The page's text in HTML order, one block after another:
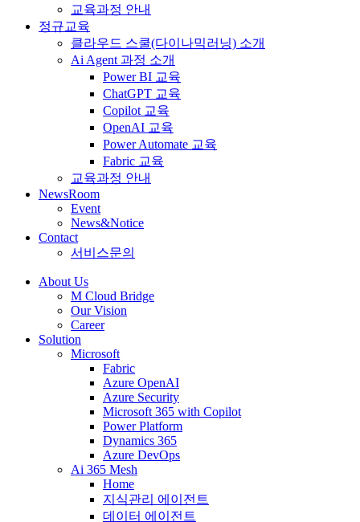
교육과정 안내
정규교육
클라우드 스쿨(다이나믹러닝) 소개
Ai Agent 과정 소개
Power BI 교육
ChatGPT 교육
Copilot 교육
OpenAI 교육
Power Automate 교육
Fabric 교육
교육과정 안내
NewsRoom
Event
News&Notice
Contact
서비스문의
About Us
M Cloud Bridge
Our Vision
Career
Solution
Microsoft
Fabric
Azure OpenAI
Azure Security
Microsoft 365 with Copilot
Power Platform
Dynamics 365
Azure DevOps
Ai 365 Mesh
Home
지식관리 에이전트
데이터 에이전트